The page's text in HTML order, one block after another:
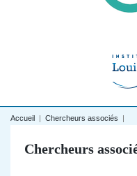
Accueil | Chercheurs associés |
Chercheurs